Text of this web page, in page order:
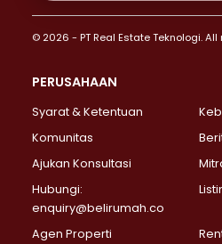
Properti Dijual di Bendungan Hilir
Properti Dijual di Jakarta
Properti Dijual di Lebak Bulus >
Properti Dijual di Gandaria
Properti Dijual di Pondok Labu >
Properti Dijual di Lenteng Agung
Properti Dijual di Senayan >
Properti Dijual di Pondok Pinang >
© 2026 - PT Real Estate Teknologi.
PERUSAHAAN
Syarat & Ketentuan
Komunitas
Ajukan Konsultasi
Hubungi:
enquiry@belirumah.co
Agen Properti